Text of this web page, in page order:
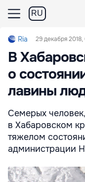
RU
Ria 29 декабря 2018,
В
о
лавины
Семерых
в Хабаровском
тяжелом
администрации